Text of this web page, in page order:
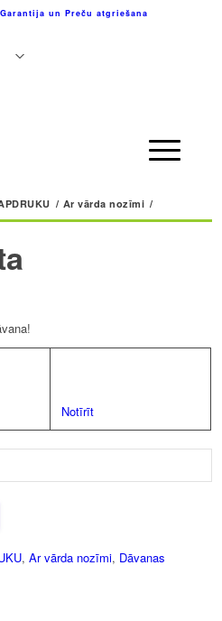
Garantija un Preču atgriešana
/ Ar vārda nozīmi /
Notīrīt
,Ar vārda nozīmi, Dāvanas